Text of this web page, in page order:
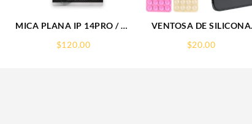
MICA PLANA IP 14PRO / 15
$120.00
VENTOSA DE SILICONA
$20.00